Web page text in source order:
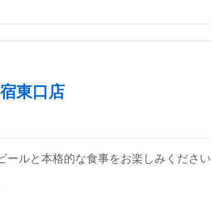
東口店
ールと本格的な食事をお楽しみください